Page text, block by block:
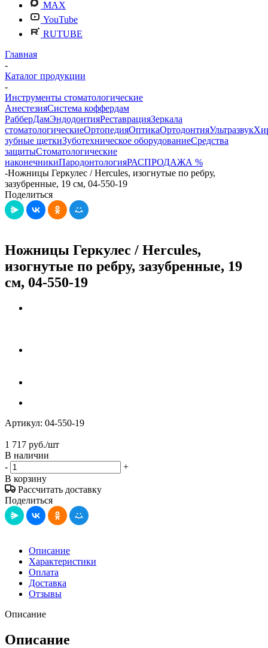
MAX
YouTube
RUTUBE
Главная
-
Каталог продукции
-
Инструменты стоматологические
АнестезияСистема коффердам
РабберДамЭндодонтияРеставрацияЗеркала
стоматологическиеОртопедияОптикаОртодонтияУльтразвук
зубные щеткиЗуботехническое оборудованиеСредства
защитыСтоматологические
наконечникиПародонтологияРАСПРОДАЖА %
-Ножницы Геркулес / Hercules, изогнутые по ребру,
зазубренные, 19 см, 04-550-19
Поделиться
Ножницы Геркулес / Hercules,
изогнутые по ребру, зазубренные, 19
см, 04-550-19
Артикул: 04-550-19
1 717 руб./шт
В наличии
-
+
В корзину
Рассчитать доставку
Поделиться
Описание
Характеристики
Оплата
Доставка
Отзывы
Описание
Описание